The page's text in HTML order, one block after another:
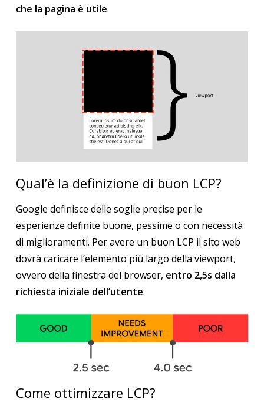
che la pagina è utile.
Qual’è la definizione di buon LCP?
Google definisce delle soglie precise per le
esperienze definite buone, pessime o con necessità
di miglioramenti. Per avere un buon LCP il sito web
dovrà caricare l’elemento più largo della viewport,
ovvero della finestra del browser, entro 2,5s dalla
richiesta iniziale dell’utente.
Come ottimizzare LCP?